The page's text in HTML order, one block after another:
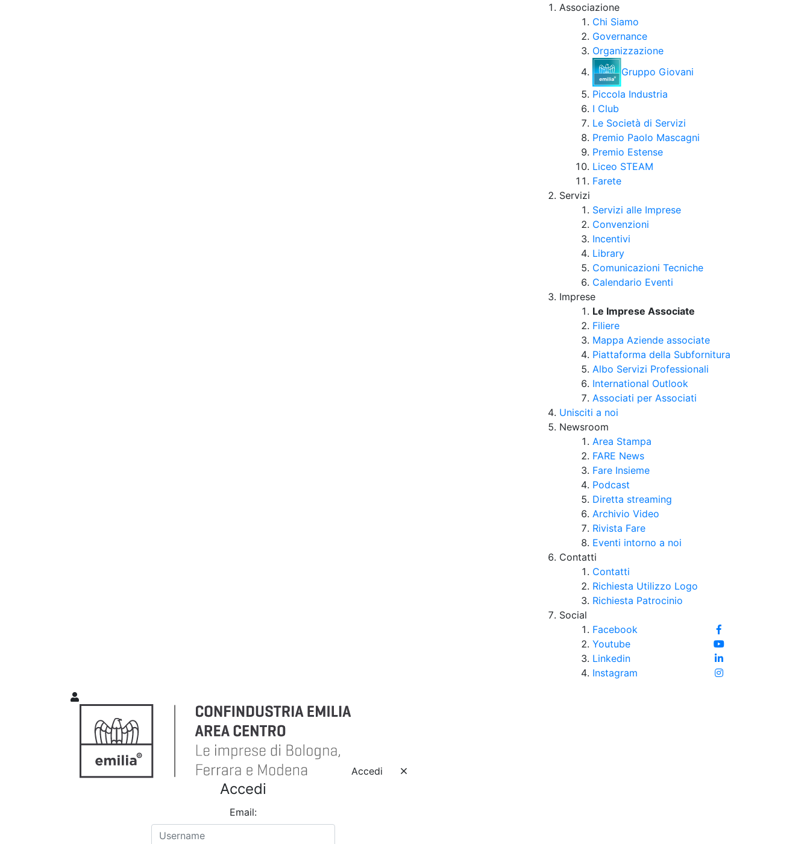
Associazione
Chi Siamo
Governance
Organizzazione
Gruppo Giovani
Piccola Industria
I Club
Le Società di Servizi
Premio Paolo Mascagni
Premio Estense
Liceo STEAM
Farete
Servizi
Servizi alle Imprese
Convenzioni
Incentivi
Library
Comunicazioni Tecniche
Calendario Eventi
Imprese
Le Imprese Associate
Filiere
Mappa Aziende associate
Piattaforma della Subfornitura
Albo Servizi Professionali
International Outlook
Associati per Associati
Unisciti a noi
Newsroom
Area Stampa
FARE News
Fare Insieme
Podcast
Diretta streaming
Archivio Video
Rivista Fare
Eventi intorno a noi
Contatti
Contatti
Richiesta Utilizzo Logo
Richiesta Patrocinio
Social
Facebook
Youtube
Linkedin
Instagram
Accedi
Accedi
Email: